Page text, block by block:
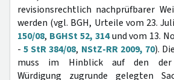
revisionsrechtlich nachprüfbarer
werden (vgl. BGH, Urteile vom 23.
150/08, BGHSt 52, 314und vom 13.
-5 StR 384/08, NStZ-RR 2009, 70).
muss im Hinblick auf den der
Würdigung zugrunde gelegten